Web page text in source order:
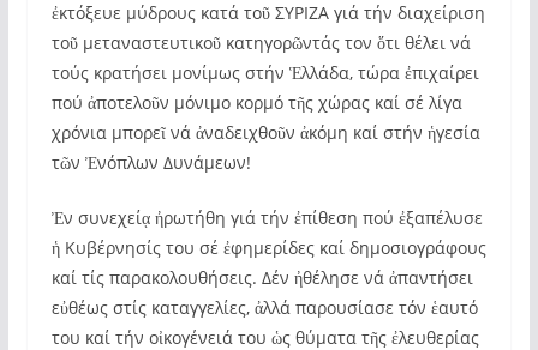
ἐκτόξευε μύδρους κατά τοῦ ΣΥΡΙΖΑ γιά τήν διαχείριση
τοῦ μεταναστευτικοῦ κατηγορῶντάς τον ὅτι θέλει νά
τούς κρατήσει μονίμως στήν Ἑλλάδα, τώρα ἐπιχαίρει
πού ἀποτελοῦν μόνιμο κορμό τῆς χώρας καί σέ λίγα
χρόνια μπορεῖ νά ἀναδειχθοῦν ἀκόμη καί στήν ἡγεσία
τῶν Ἐνόπλων Δυνάμεων!
Ἐν συνεχείᾳ ἠρωτήθη γιά τήν ἐπίθεση πού ἐξαπέλυσε
ἡ Κυβέρνησίς του σέ ἐφημερίδες καί δημοσιογράφους
καί τίς παρακολουθήσεις. Δέν ἠθέλησε νά ἀπαντήσει
εὐθέως στίς καταγγελίες, ἀλλά παρουσίασε τόν ἑαυτό
του καί τήν οἰκογένειά του ὡς θύματα τῆς ἐλευθερίας